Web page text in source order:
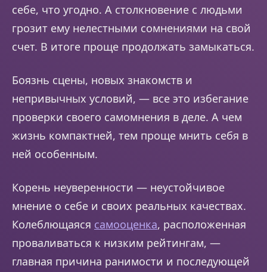
себе, что угодно. А столкновение с людьми
грозит ему нелестными сомнениями на свой
счет. В итоге проще продолжать замыкаться.
Боязнь сцены, новых знакомств и
непривычных условий, — все это избегание
проверки своего самомнения в деле. А чем
жизнь компактней, тем проще мнить себя в
ней особенным.
Корень неуверенности — неустойчивое
мнение о себе и своих реальных качествах.
Колеблющаяся самооценка, расположенная
проваливаться к низким рейтингам, —
главная причина ранимости и последующей